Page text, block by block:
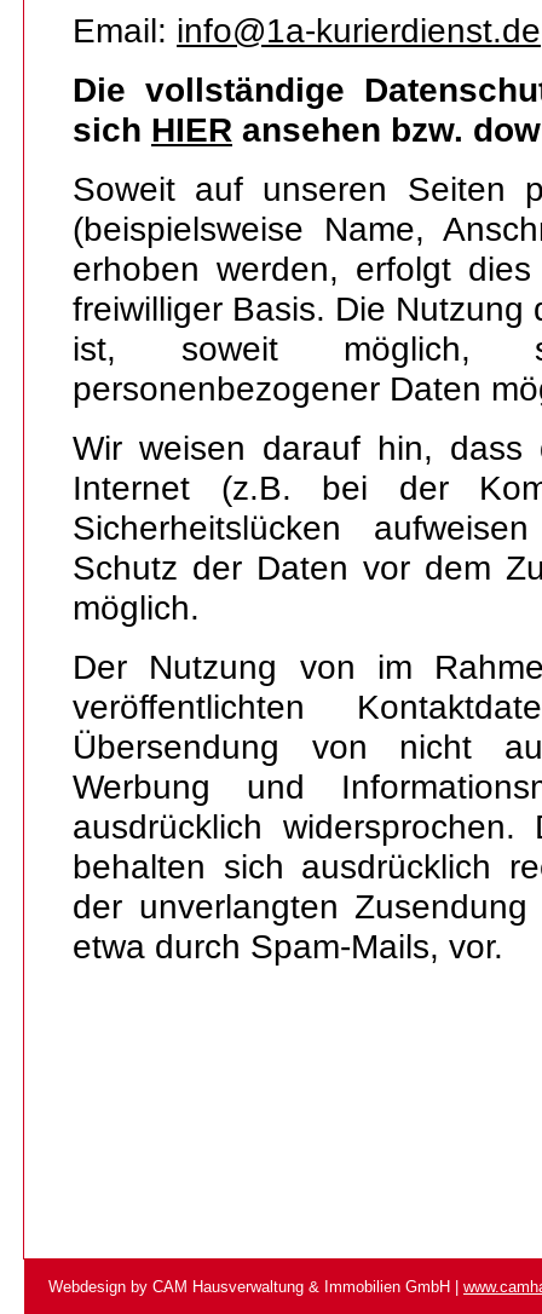
Email: info@1a-kurierdienst.de
Die vollständige
sich HIER ansehen bzw.
Soweit auf unseren Seiten
(beispielsweise Name,
erhoben werden, erfolgt
freiwilliger Basis. Die
ist, soweit möglich,
personenbezogener Daten
Wir weisen darauf hin, dass
Internet (z.B. bei der
Sicherheitslücken
Schutz der Daten vor dem
möglich.
Der Nutzung von im
veröffentlichten
Übersendung von nicht
Werbung und
ausdrücklich
behalten sich ausdrücklich
der unverlangten
etwa durch Spam-Mails, vor.
Webdesign by CAM Hausverwaltung & Immobilien GmbH |